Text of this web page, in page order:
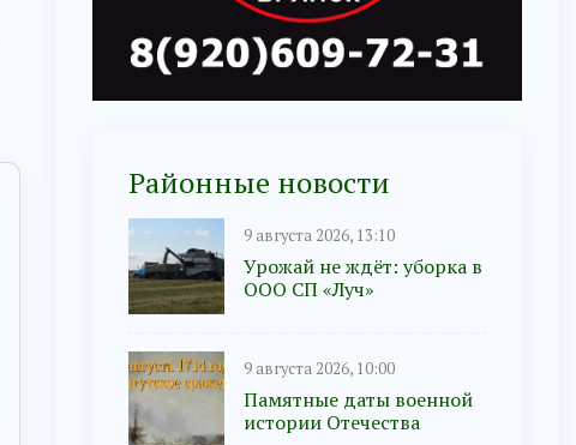
Районные новости
9 августа 2026, 13:10
Урожай не ждёт: уборка в
ООО СП «Луч»
9 августа 2026, 10:00
Памятные даты военной
истории Отечества